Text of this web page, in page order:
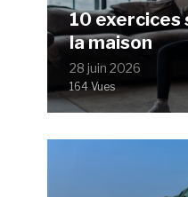
10 exercices
la maison
28 juin 2026
164 Vues